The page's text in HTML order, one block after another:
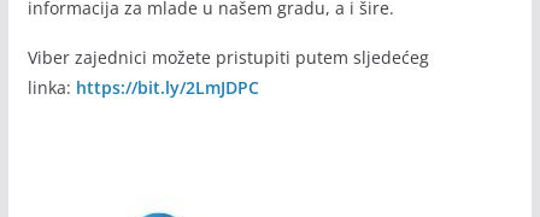
informacija za mlade u našem gradu, a i šire.
Viber zajednici možete pristupiti putem sljedećeg
linka: https://bit.ly/2LmJDPC